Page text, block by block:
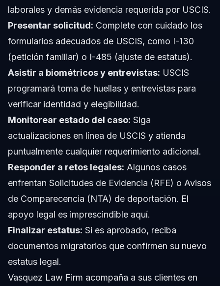
laborales y demás evidencia requerida por USCIS.
Presentar solicitud: Complete con cuidado los
formularios adecuados de USCIS, como I-130
(petición familiar) o I-485 (ajuste de estatus).
Asistir a biométricos y entrevistas: USCIS
programará toma de huellas y entrevistas para
verificar identidad y elegibilidad.
Monitorear estado del caso: Siga
actualizaciones en línea de USCIS y atienda
puntualmente cualquier requerimiento adicional.
Responder a retos legales: Algunos casos
enfrentan Solicitudes de Evidencia (RFE) o Avisos
de Comparecencia (NTA) de deportación. El
apoyo legal es imprescindible aquí.
Finalizar estatus: Si es aprobado, reciba
documentos migratorios que confirmen su nuevo
estatus legal.
Vasquez Law Firm acompaña a sus clientes en